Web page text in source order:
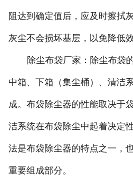
阻达到确定值后，应及时擦拭
灰尘不会损坏基层，以免降低效
除尘布袋厂家：除尘布袋
中箱、下箱（集尘桶）、清洁
成。布袋除尘器的性能取决于
洁系统在布袋除尘中起着决定
法是布袋除尘器的特点之一，
重要组成部分。